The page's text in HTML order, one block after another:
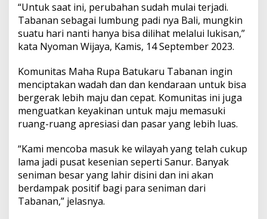
l
k
a
n
6
K
a
y
a
S
n
i
d
a
l
a
“Untuk saat ini, perubahan sudah mulai terjadi.
Tabanan sebagai lumbung padi nya Bali, mungkin
suatu hari nanti hanya bisa dilihat melalui lukisan,”
kata Nyoman Wijaya, Kamis, 14 September 2023.
Komunitas Maha Rupa Batukaru Tabanan ingin
menciptakan wadah dan dan kendaraan untuk bisa
bergerak lebih maju dan cepat. Komunitas ini juga
menguatkan keyakinan untuk maju memasuki
ruang-ruang apresiasi dan pasar yang lebih luas.
“Kami mencoba masuk ke wilayah yang telah cukup
lama jadi pusat kesenian seperti Sanur. Banyak
seniman besar yang lahir disini dan ini akan
berdampak positif bagi para seniman dari
Tabanan,” jelasnya.